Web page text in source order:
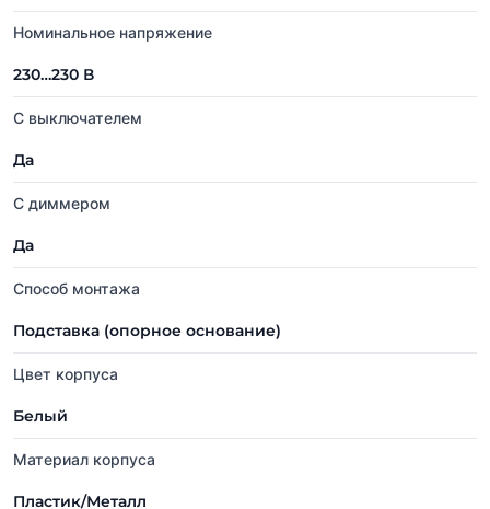
Номинальное напряжение
230…230 В
С выключателем
Да
С диммером
Да
Способ монтажа
Подставка (опорное основание)
Цвет корпуса
Белый
Материал корпуса
Пластик/Металл